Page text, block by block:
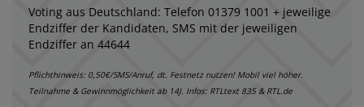
Voting aus Deutschland: Telefon 01379 1001 + jeweilige
Endziffer der Kandidaten, SMS mit der jeweiligen
Endziffer an 44644
Pflichthinweis: 0,50€/SMS/Anruf, dt. Festnetz nutzen! Mobil viel höher.
Teilnahme & Gewinnmöglichkeit ab 14J. Infos: RTLtext 835 & RTL.de